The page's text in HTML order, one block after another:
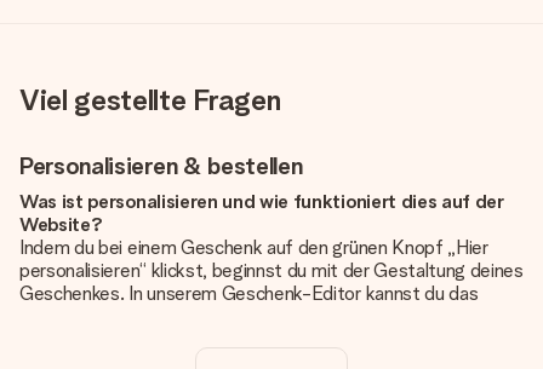
Viel gestellte Fragen
Personalisieren & bestellen
Was ist personalisieren und wie funktioniert dies auf der
Website?
Indem du bei einem Geschenk auf den grünen Knopf „Hier
personalisieren“ klickst, beginnst du mit der Gestaltung deines
Geschenkes. In unserem Geschenk-Editor kannst du das
noch eines unserer angebotenen Designs, um deinem